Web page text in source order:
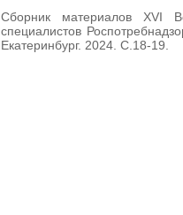
Сборник материалов XVI
специалистов
Екатеринбург. 2024. С.18-19.